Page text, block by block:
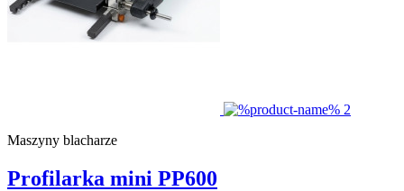
Maszyny blacharze
Profilarka mini PP600